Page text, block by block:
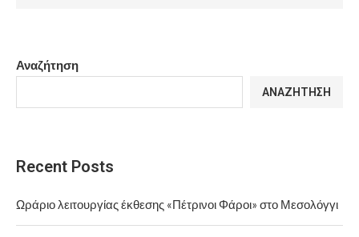
Αναζήτηση
ΑΝΑΖΉΤΗΣΗ
Recent Posts
Ωράριο λειτουργίας έκθεσης «Πέτρινοι Φάροι» στο Μεσολόγγι